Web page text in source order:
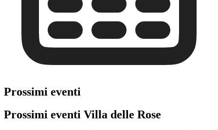
Prossimi eventi
Prossimi eventi Villa delle Rose